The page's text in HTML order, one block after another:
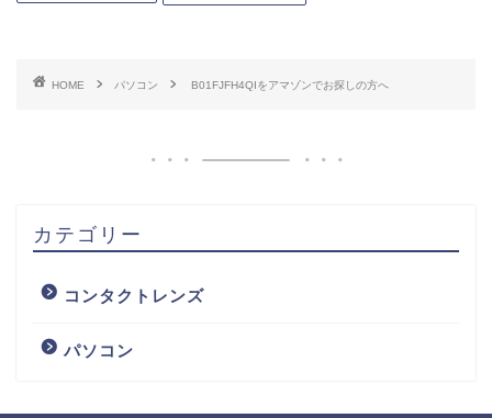
HOME パソコン B01FJFH4QIをアマゾンでお探しの方へ
カテゴリー
コンタクトレンズ
パソコン